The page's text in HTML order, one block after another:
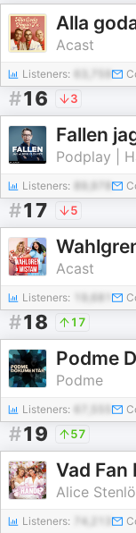
Alla
Acast
Listeners:
#16 3
Fallen
Podplay |
Listeners:
#17 5
Acast
Listeners:
#18 17
Podme
Podme
Listeners:
#19 57
Vad Fan
Alice
Listeners: